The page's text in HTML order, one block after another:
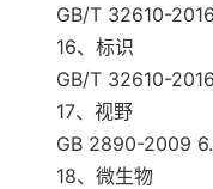
GB/T 32610-2016
16、标识
GB/T 32610-
17、视野
GB 2890-2009
18、微生物